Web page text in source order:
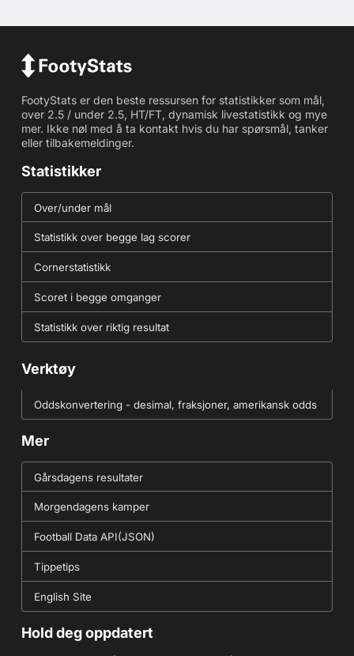
FootyStats er den beste ressursen for statistikker som mål,
over 2.5 / under 2.5, HT/FT, dynamisk livestatistikk og mye
mer. Ikke nøl med å ta kontakt hvis du har spørsmål, tanker
eller tilbakemeldinger.
Statistikker
Over/under mål
Statistikk over begge lag scorer
Cornerstatistikk
Scoret i begge omganger
Statistikk over riktig resultat
Verktøy
Oddskonvertering - desimal, fraksjoner, amerikansk odds
Mer
Gårsdagens resultater
Morgendagens kamper
Football Data API(JSON)
Tippetips
English Site
Hold deg oppdatert